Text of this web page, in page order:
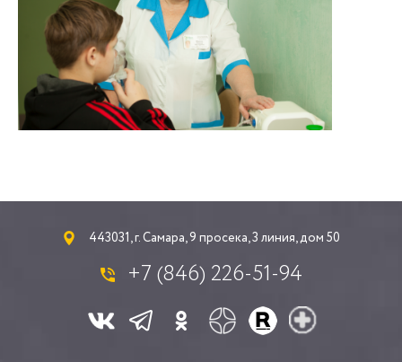
443031, г. Самара, 9 просека, 3 линия, дом 50
+7 (846) 226-51-94